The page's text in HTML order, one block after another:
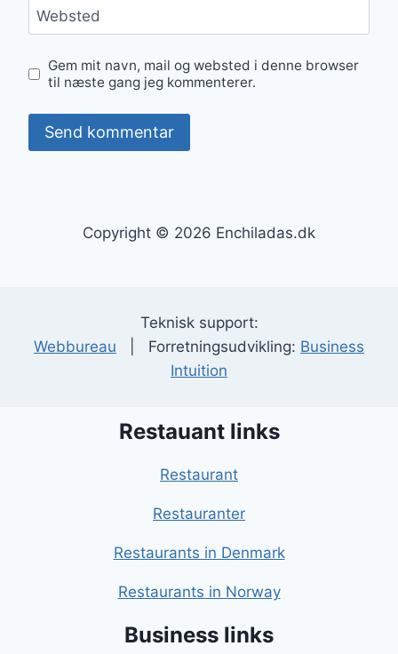
Websted
Gem mit navn, mail og websted i denne browser
til næste gang jeg kommenterer.
Copyright © 2026 Enchiladas.dk
Teknisk support:
Webbureau | Forretningsudvikling: Business
Intuition
Restauant links
Restaurant
Restauranter
Restaurants in Denmark
Restaurants in Norway
Business links